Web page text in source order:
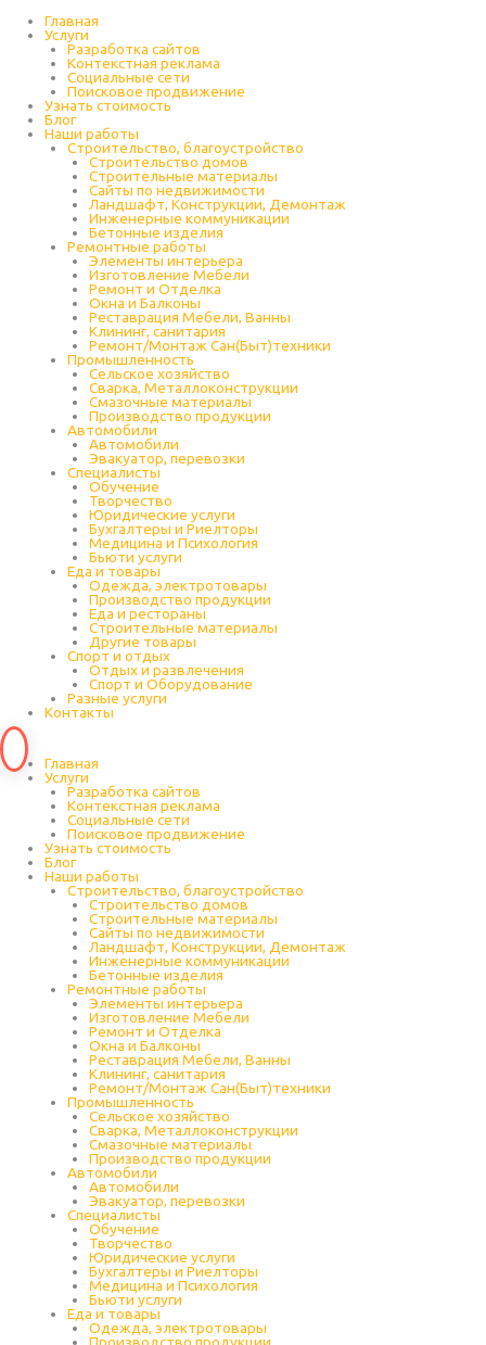
содержимому
Главная
Услуги
Разработка сайтов
Контекстная реклама
Социальные сети
Поисковое продвижение
Узнать стоимость
Блог
Наши работы
Строительство, благоустройство
Строительство домов
Строительные материалы
Сайты по недвижимости
Ландшафт, Конструкции, Демонтаж
Инженерные коммуникации
Бетонные изделия
Ремонтные работы
Элементы интерьера
Изготовление Мебели
Ремонт и Отделка
Окна и Балконы
Реставрация Мебели, Ванны
Клининг, санитария
Ремонт/Монтаж Сан(Быт)техники
Промышленность
Cельское хозяйство
Сварка, Металлоконструкции
Cмазочные материалы
Производство продукции
Автомобили
Автомобили
Эвакуатор, перевозки
Специалисты
Обучение
Творчество
Юридические услуги
Бухгалтеры и Риелторы
Медицина и Психология
Бьюти услуги
Еда и товары
Одежда, электротовары
Производство продукции
Еда и рестораны
Строительные материалы
Другие товары
Спорт и отдых
Отдых и развлечения
Спорт и Оборудование
Разные услуги
Контакты
Главная
Услуги
Разработка сайтов
Контекстная реклама
Социальные сети
Поисковое продвижение
Узнать стоимость
Блог
Наши работы
Строительство, благоустройство
Строительство домов
Строительные материалы
Сайты по недвижимости
Ландшафт, Конструкции, Демонтаж
Инженерные коммуникации
Бетонные изделия
Ремонтные работы
Элементы интерьера
Изготовление Мебели
Ремонт и Отделка
Окна и Балконы
Реставрация Мебели, Ванны
Клининг, санитария
Ремонт/Монтаж Сан(Быт)техники
Промышленность
Cельское хозяйство
Сварка, Металлоконструкции
Cмазочные материалы
Производство продукции
Автомобили
Автомобили
Эвакуатор, перевозки
Специалисты
Обучение
Творчество
Юридические услуги
Бухгалтеры и Риелторы
Медицина и Психология
Бьюти услуги
Еда и товары
Одежда, электротовары
Производство продукции